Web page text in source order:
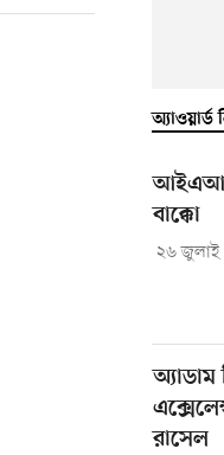
বাক্কো
২৬
অ্যাডাম
রাসেল